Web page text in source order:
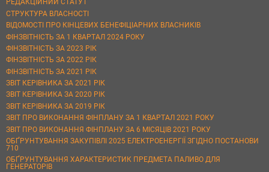
РЕДАКЦІЙНИЙ СТАТУТ
СТРУКТУРА ВЛАСНОСТІ
ВІДОМОСТІ ПРО КІНЦЕВИХ БЕНЕФІЦІАРНИХ ВЛАСНИКІВ
ФІНЗВІТНІСТЬ ЗА 1 КВАРТАЛ 2024 РОКУ
ФІНЗВІТНІСТЬ ЗА 2023 РІК
ФІНЗВІТНІСТЬ ЗА 2022 РІК
ФІНЗВІТНІСТЬ ЗА 2021 РІК
ЗВІТ КЕРІВНИКА ЗА 2021 РІК
ЗВІТ КЕРІВНИКА ЗА 2020 РІК
ЗВІТ КЕРІВНИКА ЗА 2019 РІК
ЗВІТ ПРО ВИКОНАННЯ ФІНПЛАНУ ЗА 1 КВАРТАЛ 2021 РОКУ
ЗВІТ ПРО ВИКОНАННЯ ФІНПЛАНУ ЗА 6 МІСЯЦІВ 2021 РОКУ
ОБҐРУНТУВАННЯ ЗАКУПІВЛІ 2025 ЕЛЕКТРОЕНЕРГІЇ ЗГІДНО ПОСТАНОВИ
710
ОБҐРУНТУВАННЯ ХАРАКТЕРИСТИК ПРЕДМЕТА ПАЛИВО ДЛЯ
ГЕНЕРАТОРІВ